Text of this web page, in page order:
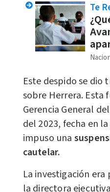
Te
Este despido se dio
sobre Herrera. Esta
Gerencia General
del 2023, fecha en
impuso una
cautelar.
La investigación
la directora